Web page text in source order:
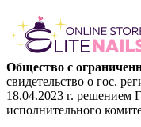
Общество с
свидетельство о гос.
18.04.2023 г. решением
исполнительного